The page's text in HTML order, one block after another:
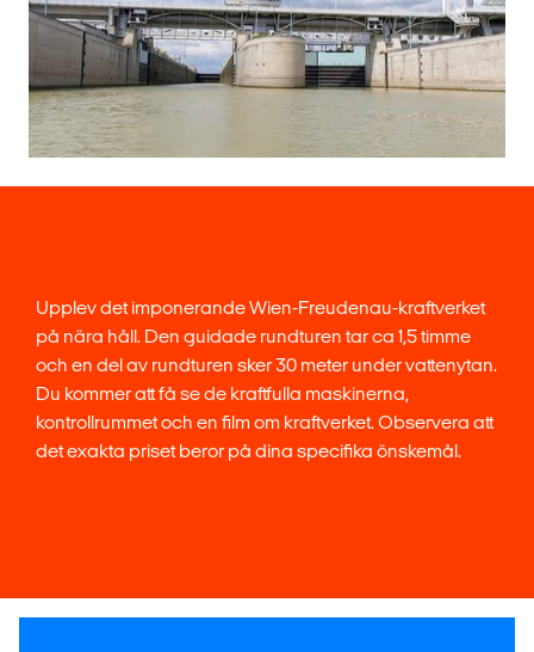
Upplev det imponerande Wien-Freudenau-kraftverket
på nära håll. Den guidade rundturen tar ca 1,5 timme
och en del av rundturen sker 30 meter under vattenytan.
Du kommer att få se de kraftfulla maskinerna,
kontrollrummet och en film om kraftverket. Observera att
det exakta priset beror på dina specifika önskemål.